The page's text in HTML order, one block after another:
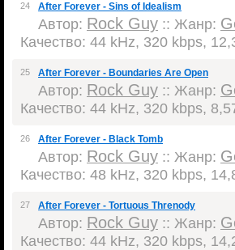
24 After Forever - Sins of Idealism
Автор: Rock Guy :: Жанр:
Качество: 44 kHz, 320 kbps,
25 After Forever - Boundaries Are Open
Автор: Rock Guy :: Жанр:
Качество: 44 kHz, 320 kbps,
26 After Forever - Black Tomb
Автор: Rock Guy :: Жанр:
Качество: 48 kHz, 320 kbps,
27 After Forever - Tortuous Threnody
Автор: Rock Guy :: Жанр:
Качество: 44 kHz, 320 kbps,